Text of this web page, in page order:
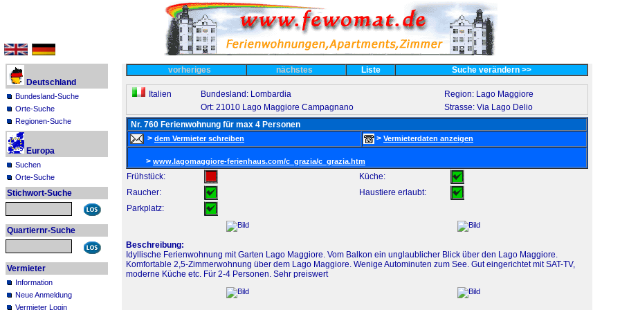
Deutschland
Bundesland-Suche
Orte-Suche
Regionen-Suche
Europa
Suchen
Orte-Suche
Stichwort-Suche
Quartiernr-Suche
Vermieter
Information
Neue Anmeldung
Vermieter Login
vorheriges nächstes Liste Suche verändern >>
Italien Bundesland: Lombardia
Region: Lago Maggiore
Ort: 21010 Lago Maggiore Campagnano
Strasse: Via Lago Delio
Nr. 760 Ferienwohnung für max 4 Personen
> dem Vermieter schreiben > Vermieterdaten anzeigen
> www.lagomaggiore-ferienhaus.com/c_grazia/c_grazia.htm
Frühstück:
Küche:
Raucher:
Haustiere erlaubt:
Parkplatz:
Beschreibung:
Idyllische Ferienwohnung mit Garten Lago Maggiore. Vom Balkon ein unglaublicher Blick über den Lago Maggiore.
Komfortable 2,5-Zimmerwohnung über dem Lago Maggiore. Wenige Autominuten zum See. Gut eingerichtet mit SAT-TV,
moderne Küche etc. Für 2-4 Personen. Sehr preiswert